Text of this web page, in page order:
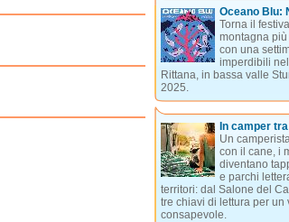
Oceano Blu:
Torna il
montagna
con una
imperdibili
Rittana, in bassa valle
2025.
In camper
Un
con il cane, i
diventano
e parchi
territori: dal Salone del
tre chiavi di lettura per un
consapevole.